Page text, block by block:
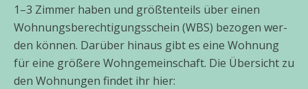
1–3 Zimmer haben und größ­ten­teils über einen
Wohnungsberechtigungsschein (WBS) bezo­gen wer­
den kön­nen. Darüber hin­aus gibt es eine Wohnung
für eine grö­ße­re Wohngemeinschaft. Die Übersicht zu
den Wohnungen fin­det ihr hier: